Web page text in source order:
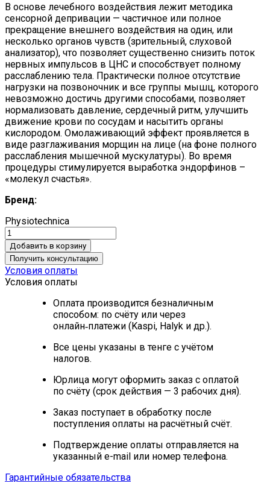
В основе лечебного воздействия лежит методика
сенсорной депривации — частичное или полное
прекращение внешнего воздействия на один, или
несколько органов чувств (зрительный, слуховой
анализатор), что позволяет существенно снизить поток
нервных импульсов в ЦНС и способствует полному
расслаблению тела. Практически полное отсутствие
нагрузки на позвоночник и все группы мышц, которого
невозможно достичь другими способами, позволяет
нормализовать давление, сердечный ритм, улучшить
движение крови по сосудам и насытить органы
кислородом. Омолаживающий эффект проявляется в
виде разглаживания морщин на лице (на фоне полного
расслабления мышечной мускулатуры). Во время
процедуры стимулируется выработка эндорфинов –
«молекул счастья».
Бренд:
Physiotechnica
Добавить в корзину
Получить консультацию
Условия оплаты
Условия оплаты
Оплата производится безналичным
способом: по счёту или через
онлайн‑платежи (Kaspi, Halyk и др.).
Все цены указаны в тенге с учётом
налогов.
Юрлица могут оформить заказ с оплатой
по счёту (срок действия — 3 рабочих дня).
Заказ поступает в обработку после
поступления оплаты на расчётный счёт.
Подтверждение оплаты отправляется на
указанный e-mail или номер телефона.
Гарантийные обязательства